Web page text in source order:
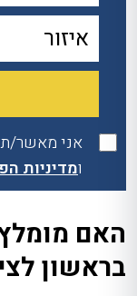
אני מאשר/
ומדיניות
האם
בראשון